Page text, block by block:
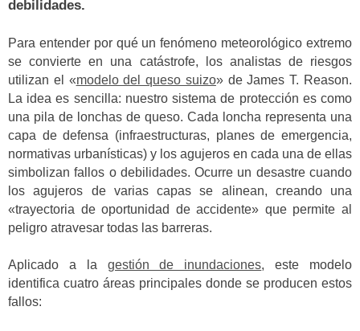
debilidades.
Para entender por qué un fenómeno meteorológico extremo
se convierte en una catástrofe, los analistas de riesgos
utilizan el «modelo del queso suizo» de James T. Reason.
La idea es sencilla: nuestro sistema de protección es como
una pila de lonchas de queso. Cada loncha representa una
capa de defensa (infraestructuras, planes de emergencia,
normativas urbanísticas) y los agujeros en cada una de ellas
simbolizan fallos o debilidades. Ocurre un desastre cuando
los agujeros de varias capas se alinean, creando una
«trayectoria de oportunidad de accidente» que permite al
peligro atravesar todas las barreras.
Aplicado a la gestión de inundaciones, este modelo
identifica cuatro áreas principales donde se producen estos
fallos: